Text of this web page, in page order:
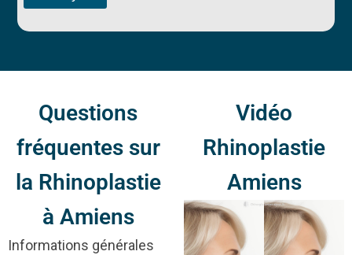
Questions
fréquentes sur
la Rhinoplastie
à Amiens
Informations générales
Vidéo
Rhinoplastie
Amiens